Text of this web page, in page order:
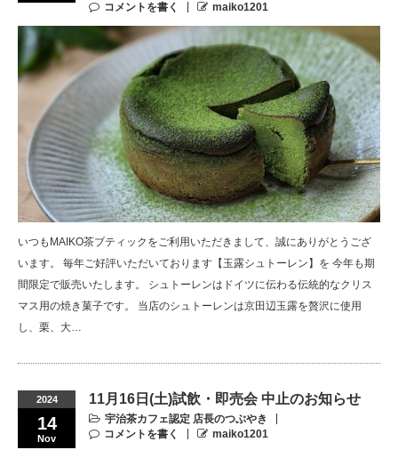
コメントを書く
maiko1201
いつもMAIKO茶ブティックをご利用いただきまして、誠にありがとうござ
います。 毎年ご好評いただいております【玉露シュトーレン】を 今年も期
間限定で販売いたします。 シュトーレンはドイツに伝わる伝統的なクリス
マス用の焼き菓子です。 当店のシュトーレンは京田辺玉露を贅沢に使用
し、栗、大…
2024
14
Nov
11月16日(土)試飲・即売会 中止のお知らせ
宇治茶カフェ認定 店長のつぶやき
コメントを書く
maiko1201